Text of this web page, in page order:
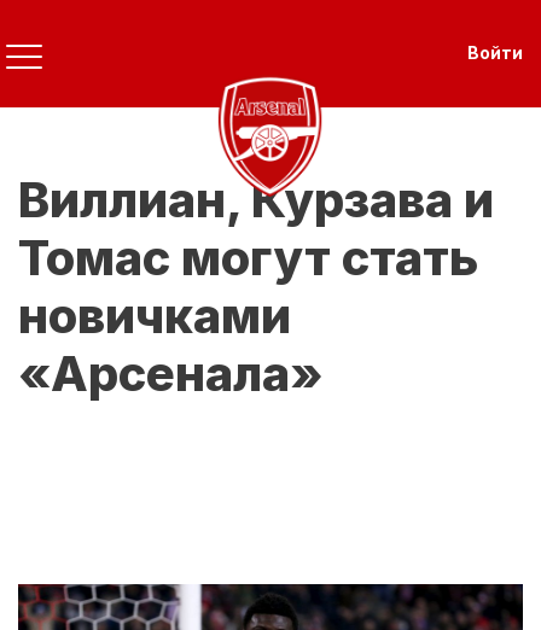
основному
содержанию
Войти
Виллиан, Курзава и
Томас могут стать
новичками
«Арсенала»